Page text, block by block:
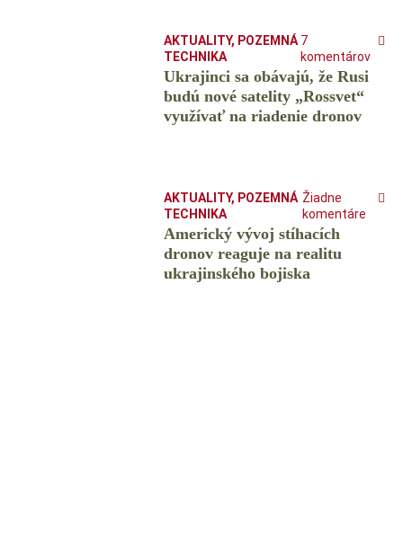
AKTUALITY, POZEMNÁ
TECHNIKA
7
komentárov
Ukrajinci sa obávajú, že Rusi
budú nové satelity „Rossvet“
využívať na riadenie dronov
AKTUALITY, POZEMNÁ
TECHNIKA
Žiadne
komentáre
Americký vývoj stíhacích
dronov reaguje na realitu
ukrajinského bojiska